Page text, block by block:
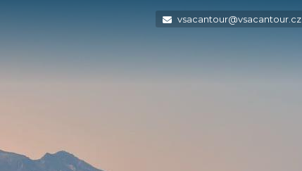
vsacantour@vsacantour.cz